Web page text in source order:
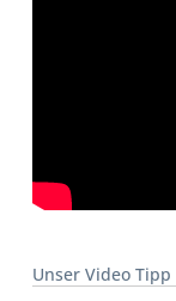
Unser Video Tipp